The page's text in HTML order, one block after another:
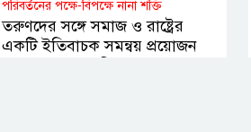
পরিবর্তনের পক্ষে-বিপক্ষে নানা শক্তি
তরুণদের সঙ্গে সমাজ ও রাষ্ট্রের
একটি ইতিবাচক সমন্বয় প্রয়োজন